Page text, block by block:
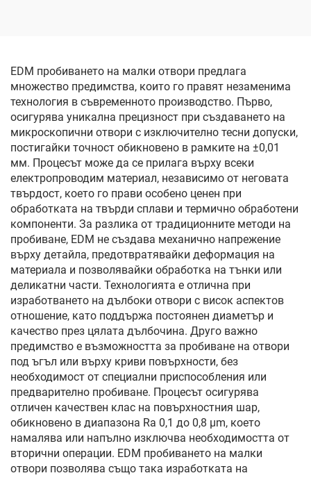
EDM пробиването на малки отвори предлага
множество предимства, които го правят незаменима
технология в съвременното производство. Първо,
осигурява уникална прецизност при създаването на
микроскопични отвори с изключително тесни допуски,
постигайки точност обикновено в рамките на ±0,01
мм. Процесът може да се прилага върху всеки
електропроводим материал, независимо от неговата
твърдост, което го прави особено ценен при
обработката на твърди сплави и термично обработени
компоненти. За разлика от традиционните методи на
пробиване, EDM не създава механично напрежение
върху детайла, предотвратявайки деформация на
материала и позволявайки обработка на тънки или
деликатни части. Технологията е отлична при
изработването на дълбоки отвори с висок аспектов
отношение, като поддържа постоянен диаметър и
качество през цялата дълбочина. Друго важно
предимство е възможността за пробиване на отвори
под ъгъл или върху криви повърхности, без
необходимост от специални приспособления или
предварително пробиване. Процесът осигурява
отличен качествен клас на повърхностния шар,
обикновено в диапазона Ra 0,1 до 0,8 μm, което
намалява или напълно изключва необходимостта от
вторични операции. EDM пробиването на малки
отвори позволява също така изработката на